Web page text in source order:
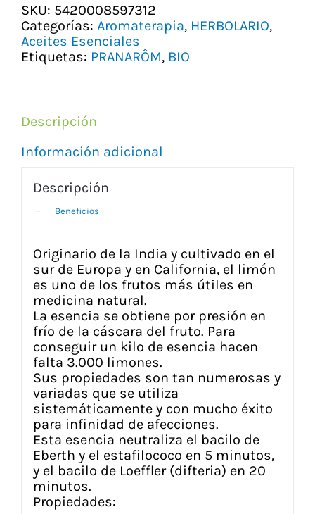
BIO
PRANAROM
cantidad
SKU: 5420008597312
Categorías: Aromaterapia, HERBOLARIO,
Aceites Esenciales
Etiquetas: PRANARÔM, BIO
Descripción
Información adicional
Descripción
Beneficios
Originario de la India y cultivado en el
sur de Europa y en California, el limón
es uno de los frutos más útiles en
medicina natural.
La esencia se obtiene por presión en
frío de la cáscara del fruto. Para
conseguir un kilo de esencia hacen
falta 3.000 limones.
Sus propiedades son tan numerosas y
variadas que se utiliza
sistemáticamente y con mucho éxito
para infinidad de afecciones.
Esta esencia neutraliza el bacilo de
Eberth y el estafilococo en 5 minutos,
y el bacilo de Loeffler (difteria) en 20
minutos.
Propiedades: